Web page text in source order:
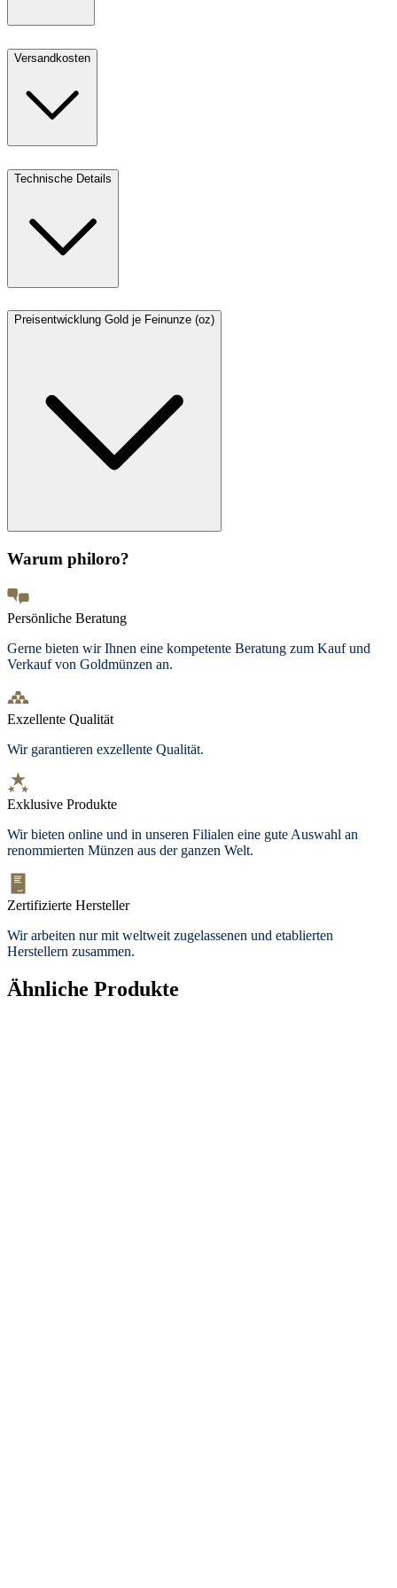
Versandkosten
Technische Details
Preisentwicklung Gold je Feinunze (oz)
Warum philoro?
Persönliche Beratung
Gerne bieten wir Ihnen eine kompetente Beratung zum Kauf und
Verkauf von Goldmünzen an.
Exzellente Qualität
Wir garantieren exzellente Qualität.
Exklusive Produkte
Wir bieten online und in unseren Filialen eine gute Auswahl an
renommierten Münzen aus der ganzen Welt.
Zertifizierte Hersteller
Wir arbeiten nur mit weltweit zugelassenen und etablierten
Herstellern zusammen.
Ähnliche Produkte